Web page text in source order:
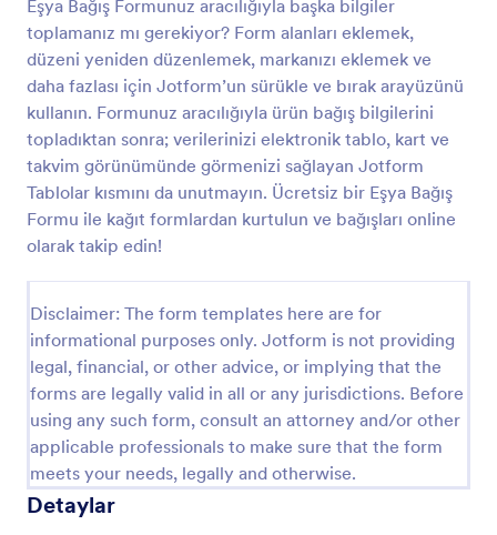
Eşya Bağış Formunuz aracılığıyla başka bilgiler
toplamanız mı gerekiyor? Form alanları eklemek,
düzeni yeniden düzenlemek, markanızı eklemek ve
daha fazlası için Jotform’un sürükle ve bırak arayüzünü
kullanın. Formunuz aracılığıyla ürün bağış bilgilerini
topladıktan sonra; verilerinizi elektronik tablo, kart ve
takvim görünümünde görmenizi sağlayan Jotform
Tablolar kısmını da unutmayın. Ücretsiz bir Eşya Bağış
Formu ile kağıt formlardan kurtulun ve bağışları online
olarak takip edin!
Disclaimer: The form templates here are for
informational purposes only. Jotform is not providing
legal, financial, or other advice, or implying that the
forms are legally valid in all or any jurisdictions. Before
using any such form, consult an attorney and/or other
applicable professionals to make sure that the form
meets your needs, legally and otherwise.
Detaylar
Bu modern görünümlü yardım bağış formunu
kullanarak hayırsever bağışlar toplamaya başlayın.
Bilerek duyarlı şekilde tasarlanmıştır, bu nedenle
mobil cihaz aracılığıyla bağış yapmak kolay ve
rahattır!
Go to Category:
Bağış Formları
Şablon Kullan